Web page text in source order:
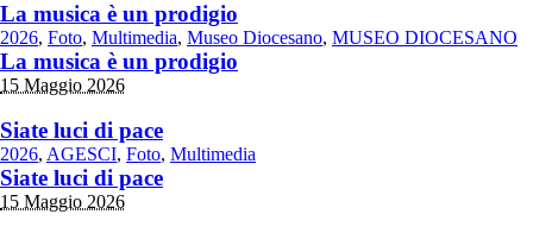
La musica è un prodigio
2026, Foto, Multimedia, Museo Diocesano, MUSEO DIOCESANO
La musica è un prodigio
15 Maggio 2026
Siate luci di pace
2026, AGESCI, Foto, Multimedia
Siate luci di pace
15 Maggio 2026